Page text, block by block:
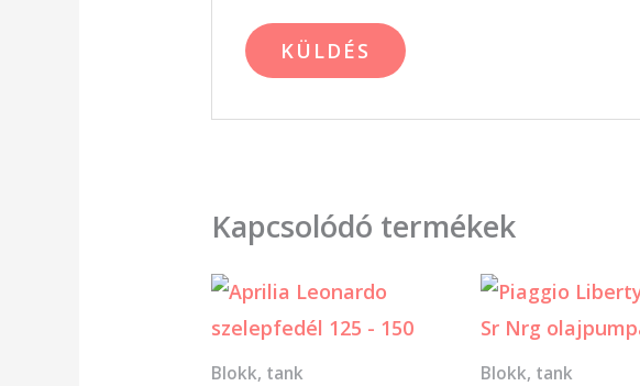
Kapcsolódó termékek
Blokk, tank Blokk, tank